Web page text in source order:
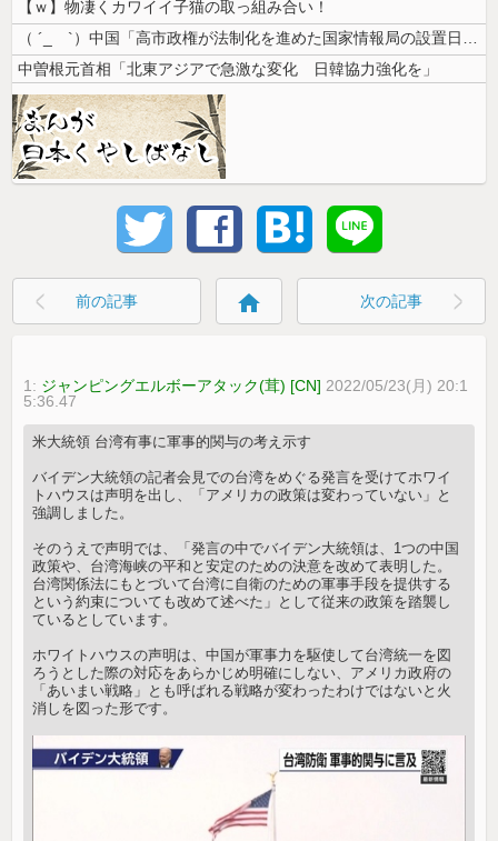
【ｗ】物凄くカワイイ子猫の取っ組み合い！
（ ´_ゝ`）中国「高市政権が法制化を進めた国家情報局の設置日が7月3...
中曽根元首相「北東アジアで急激な変化 日韓協力強化を」
前の記事 home 次の記事
1: ジャンピングエルボーアタック(茸) [CN] 2022/05/23(月) 20:1
5:36.47
米大統領 台湾有事に軍事的関与の考え示す
バイデン大統領の記者会見での台湾をめぐる発言を受けてホワイ
トハウスは声明を出し、「アメリカの政策は変わっていない」と
強調しました。
そのうえで声明では、「発言の中でバイデン大統領は、1つの中国
政策や、台湾海峡の平和と安定のための決意を改めて表明した。
台湾関係法にもとづいて台湾に自衛のための軍事手段を提供する
という約束についても改めて述べた」として従来の政策を踏襲し
ているとしています。
ホワイトハウスの声明は、中国が軍事力を駆使して台湾統一を図
ろうとした際の対応をあらかじめ明確にしない、アメリカ政府の
「あいまい戦略」とも呼ばれる戦略が変わったわけではないと火
消しを図った形です。